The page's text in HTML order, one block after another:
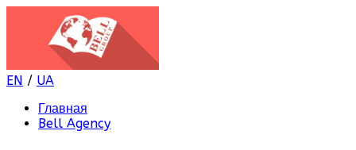
EN / UA
Главная
Bell Agency